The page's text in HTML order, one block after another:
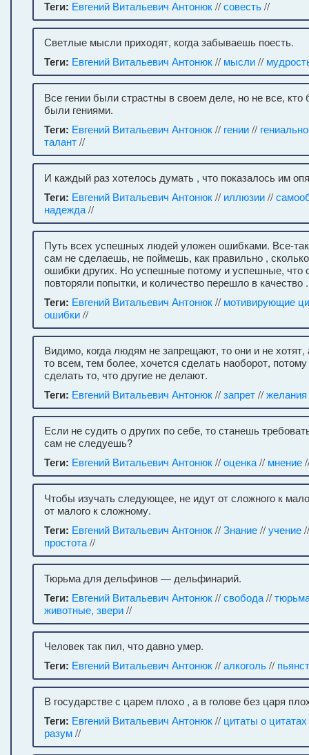
Теги: Евгений Витальевич Антонюк//совесть//
Светлые мысли приходят, когда забываешь поесть.
Теги: Евгений Витальевич Антонюк// мысли//
Все гении были страстны в своем деле, но не все,
были гениями.
Теги: Евгений Витальевич Антонюк// гении//
талант//
И каждый раз хотелось думать , что показалось им
Теги: Евгений Витальевич Антонюк// иллюзии//
надежда//
Путь всех успешных людей уложен ошибками. Все-
сам не сделаешь, не поймешь, как правильно ,
ошибки других. Но успешные потому и успешные, что
повторяли попытки, и количество перешло в качество .
Теги: Евгений Витальевич Антонюк// мотивирующие
ошибки//
Видимо, когда людям не запрещают, то они и не хотят,
то всем, тем более, хочется сделать наоборот, потому
сделать то, что другие не делают.
Теги: Евгений Витальевич Антонюк//запрет//желания
Если не судить о других по себе, то станешь
сам не следуешь?
Теги: Евгений Витальевич Антонюк//оценка// мнение
Чтобы изучать следующее, не идут от сложного к
от малого к сложному.
Теги: Евгений Витальевич Антонюк//Знание//учение
простота//
Тюрьма для дельфинов — дельфинарий.
Теги: Евгений Витальевич Антонюк//свобода//
животные, звери//
Человек так пил, что давно умер.
Теги: Евгений Витальевич Антонюк//алкоголь//
В государстве с царем плохо , а в голове без царя
Теги: Евгений Витальевич Антонюк// цитаты о цитатах
разум//